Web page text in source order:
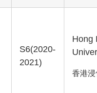
S6(2020-
2021)
Hong
香港